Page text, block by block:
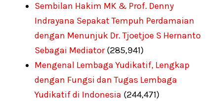
Sembilan Hakim MK & Prof. Denny
Indrayana Sepakat Tempuh Perdamaian
dengan Menunjuk Dr. Tjoetjoe S Hernanto
Sebagai Mediator (285,941)
Mengenal Lembaga Yudikatif, Lengkap
dengan Fungsi dan Tugas Lembaga
Yudikatif di Indonesia (244,471)